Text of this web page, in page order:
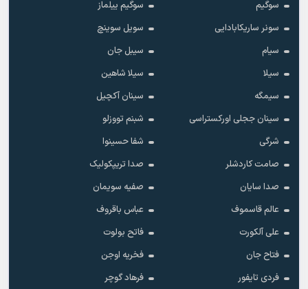
سوگیم
سوگیم ییلماز
سونر ساریکابادایی
سویل سوینچ
سیام
سیبل جان
سیلا
سیلا شاهین
سیمگه
سینان آکچیل
سینان ججلی اورکستراسی
شبنم تووزلو
شرگی
شفا حسینوا
صامت کاردشلر
صدا تریپکولیک
صدا سایان
صفیه سویمان
عالم قاسموف
عباس باقروف
علی آلکورت
فاتح بولوت
فتاح جان
فخریه اوجن
فردی تایفور
فرهاد گوچر